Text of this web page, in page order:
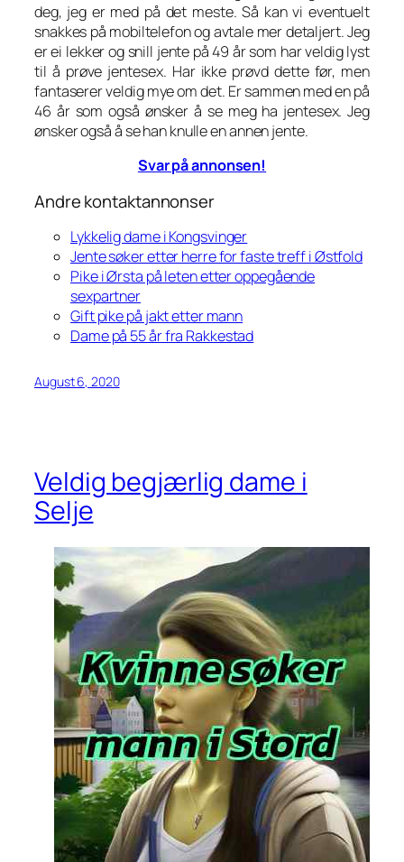
deg, jeg er med på det meste. Så kan vi eventuelt
snakkes på mobiltelefon og avtale mer detaljert. Jeg
er ei lekker og snill jente på 49 år som har veldig lyst
til å prøve jentesex. Har ikke prøvd dette før, men
fantaserer veldig mye om det. Er sammen med en på
46 år som også ønsker å se meg ha jentesex. Jeg
ønsker også å se han knulle en annen jente.
Svar på annonsen!
Andre kontaktannonser
Lykkelig dame i Kongsvinger
Jente søker etter herre for faste treff i Østfold
Pike i Ørsta på leten etter oppegående
sexpartner
Gift pike på jakt etter mann
Dame på 55 år fra Rakkestad
August 6, 2020
Veldig begjærlig dame i
Selje